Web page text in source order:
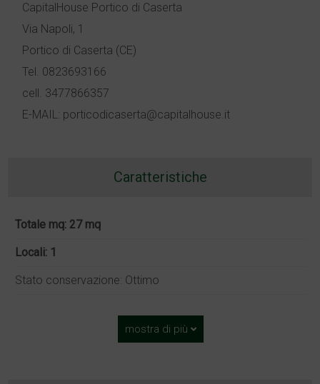
CapitalHouse Portico di Caserta
Via Napoli, 1
Portico di Caserta (CE)
Tel. 0823693166
cell. 3477866357
E-MAIL: porticodicaserta@capitalhouse.it
Caratteristiche
Totale mq: 27 mq
Locali: 1
Stato conservazione: Ottimo
mostra di più